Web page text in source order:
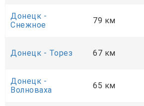
Донецк -
Снежное
79 км
Донецк - Торез 67 км
Донецк -
Волноваха
65 км